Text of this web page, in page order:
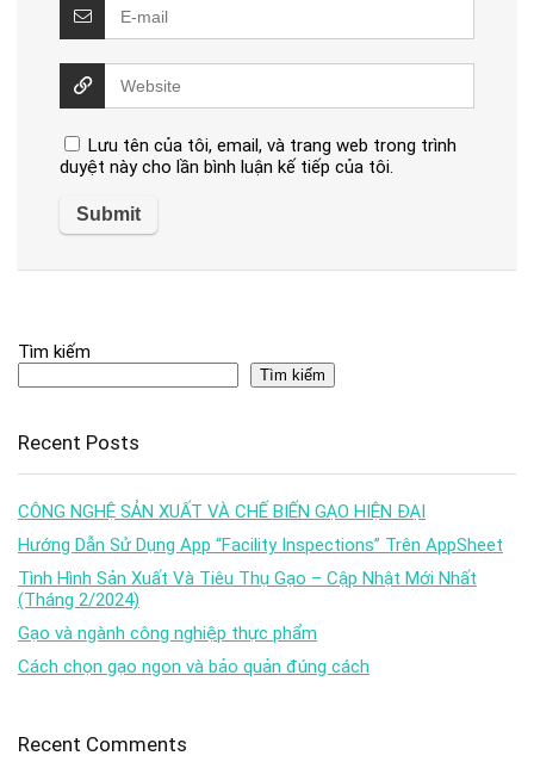
Lưu tên của tôi, email, và trang web trong trình
duyệt này cho lần bình luận kế tiếp của tôi.
Tìm kiếm
Tìm kiếm
Recent Posts
CÔNG NGHỆ SẢN XUẤT VÀ CHẾ BIẾN GẠO HIỆN ĐẠI
Hướng Dẫn Sử Dụng App “Facility Inspections” Trên AppSheet
Tình Hình Sản Xuất Và Tiêu Thụ Gạo – Cập Nhật Mới Nhất
(Tháng 2/2024)
Gạo và ngành công nghiệp thực phẩm
Cách chọn gạo ngon và bảo quản đúng cách
Recent Comments